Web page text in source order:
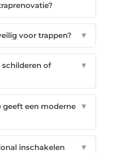
voor trappen? ▼
schilderen of
▼
geeft een moderne
▼
inschakelen
▼